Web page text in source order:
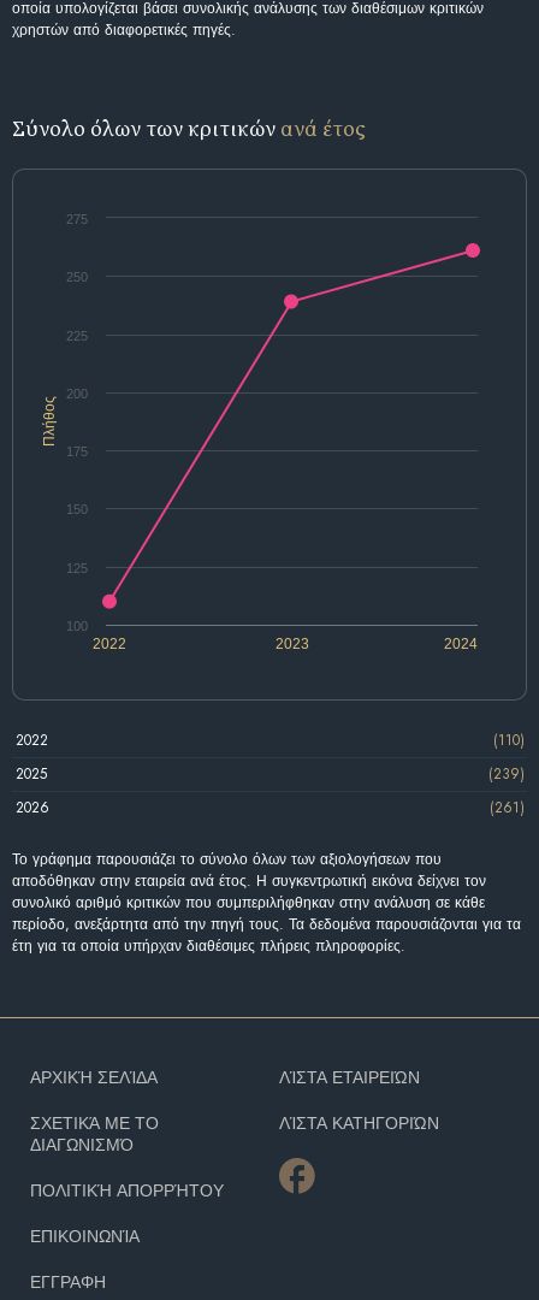
οποία υπολογίζεται βάσει συνολικής ανάλυσης των διαθέσιμων κριτικών
χρηστών από διαφορετικές πηγές.
Σύνολο όλων των κριτικών ανά έτος
Πλήθος
2022 2024
2023
100
125
150
175
200
225
250
275
2022
(110)
2025
(239)
2026
(261)
Το γράφημα παρουσιάζει το σύνολο όλων των αξιολογήσεων που
αποδόθηκαν στην εταιρεία ανά έτος. Η συγκεντρωτική εικόνα δείχνει τον
συνολικό αριθμό κριτικών που συμπεριλήφθηκαν στην ανάλυση σε κάθε
περίοδο, ανεξάρτητα από την πηγή τους. Τα δεδομένα παρουσιάζονται για τα
έτη για τα οποία υπήρχαν διαθέσιμες πλήρεις πληροφορίες.
ΑΡΧΙΚΉ ΣΕΛΊΔΑ
ΣΧΕΤΙΚΆ ΜΕ ΤΟ
ΔΙΑΓΩΝΙΣΜΌ
ΠΟΛΙΤΙΚΉ ΑΠΟΡΡΉΤΟΥ
ΕΠΙΚΟΙΝΩΝΊΑ
ΕΓΓΡΑΦΗ
ΛΊΣΤΑ ΕΤΑΙΡΕΙΏΝ
ΛΊΣΤΑ ΚΑΤΗΓΟΡΙΏΝ